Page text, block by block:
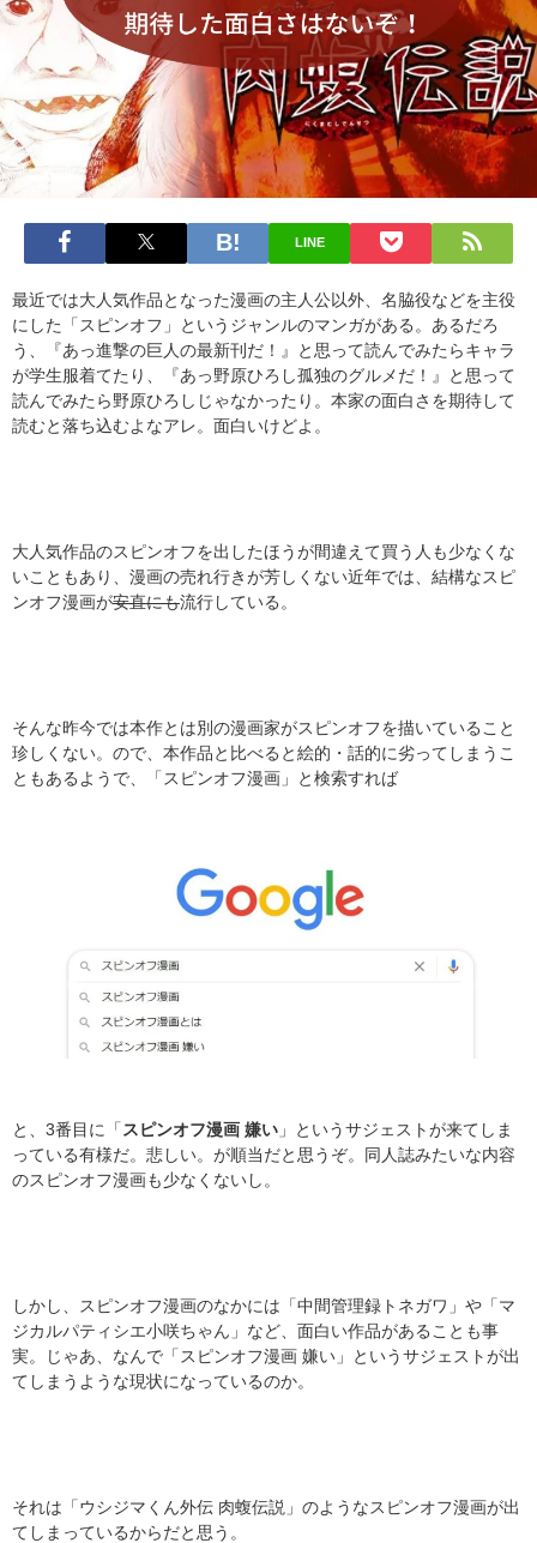
LINE
最近では大人気作品となった漫画の主人公以外、名脇役などを主役
にした「スピンオフ」というジャンルのマンガがある。あるだろ
う、『あっ進撃の巨人の最新刊だ！』と思って読んでみたらキャラ
が学生服着てたり、『あっ野原ひろし孤独のグルメだ！』と思って
読んでみたら野原ひろしじゃなかったり。本家の面白さを期待して
読むと落ち込むよなアレ。面白いけどよ。
大人気作品のスピンオフを出したほうが間違えて買う人も少なくな
いこともあり、漫画の売れ行きが芳しくない近年では、結構なスピ
ンオフ漫画が安直にも流行している。
そんな昨今では本作とは別の漫画家がスピンオフを描いていること
珍しくない。ので、本作品と比べると絵的・話的に劣ってしまうこ
ともあるようで、「スピンオフ漫画」と検索すれば
と、3番目に「 スピンオフ漫画 嫌い 」というサジェストが来てしま
っている有様だ。悲しい。が順当だと思うぞ。同人誌みたいな内容
のスピンオフ漫画も少なくないし。
しかし、スピンオフ漫画のなかには「中間管理録トネガワ」や「マ
ジカルパティシエ小咲ちゃん」など、面白い作品があることも事
実。じゃあ、なんで「スピンオフ漫画 嫌い」というサジェストが出
てしまうような現状になっているのか。
それは「ウシジマくん外伝 肉蝮伝説」のようなスピンオフ漫画が出
てしまっているからだと思う。